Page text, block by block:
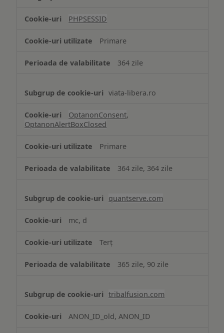
Cookie
necesare
PHPSESSID
Primare
364 zile
viata-libera.ro
OptanonConsent,
OptanonAlertBoxClosed
Primare
364 zile, 364 zile
quantserve.com
mc, d
Terț
365 zile, 90 zile
tribalfusion.com
ANON_ID_old, ANON_ID